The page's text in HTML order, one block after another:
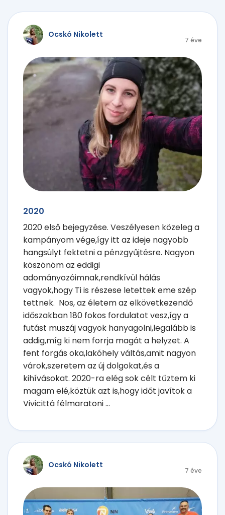
Ocskó Nikolett
7 éve
2020
2020 első bejegyzése. Veszélyesen közeleg a
kampányom vége,így itt az ideje nagyobb
hangsúlyt fektetni a pénzgyűjtésre. Nagyon
köszönöm az eddigi
adományozóimnak,rendkívül hálás
vagyok,hogy Ti is részese letettek eme szép
tettnek. Nos, az életem az elkövetkezendő
időszakban 180 fokos fordulatot vesz,így a
futást muszáj vagyok hanyagolni,legalább is
addig,míg ki nem forrja magát a helyzet. A
fent forgás oka,lakóhely váltás,amit nagyon
várok,szeretem az új dolgokat,és a
kihívásokat. 2020-ra elég sok célt tűztem ki
magam elé,köztük azt is,hogy időt javítok a
Vivicittá félmaratoni ...
Ocskó Nikolett
7 éve